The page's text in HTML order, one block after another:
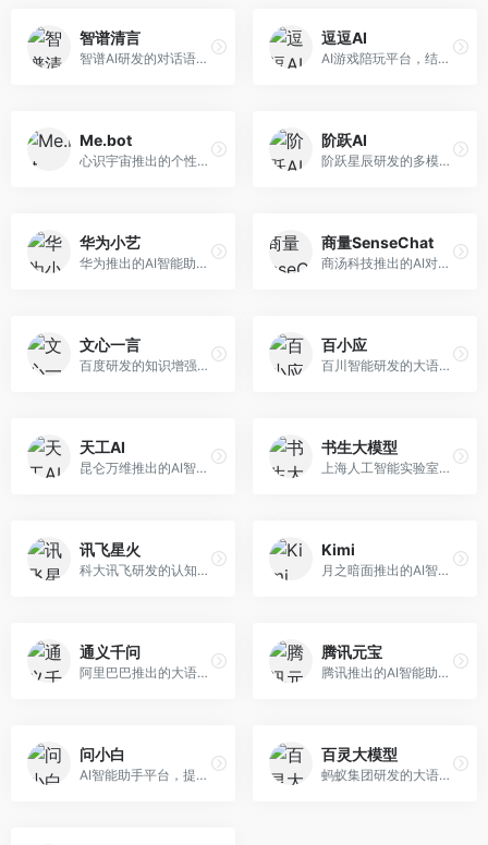
智谱清言
智谱AI研发的对话语言模型，支持中英双语交互。面向中文用户和开发者，提供知识问答、代码编写、文档解读等服务，开源生态完善，学术研究背景深厚。
逗逗AI
AI游戏陪玩平台，结合游戏理解和自然语言交互技术。面向游戏玩家，提供游戏攻略、陪玩互动、社交聊天等服务，游戏知识丰富，互动体验有趣。
Me.bot
心识宇宙推出的个性化AI伴侣，专注于情感交互和个人助理服务。面向个人用户，支持日程管理、情感陪伴、知识问答等功能，交互体验人性化。
阶跃AI
阶跃星辰研发的多模态大模型平台，支持文本、图像、视频的综合理解与生成。面向创作者和企业客户，提供内容创作、智能分析等服务，多模态能力突出。
华为小艺
华为推出的AI智能助手网页端，深度整合鸿蒙生态和华为云服务。面向华为设备用户，支持语音交互、智能问答、设备控制等功能，与华为硬件生态无缝衔接。
商量SenseChat
商汤科技推出的AI对话平台，结合计算机视觉和自然语言处理技术。面向企业用户和开发者，支持多模态交互，视觉理解能力强，适合智能客服和内容创作场景。
文心一言
百度研发的知识增强大语言模型，深度融合百度知识图谱和搜索能力。面向中文用户，提供知识问答、文本创作、逻辑推理等服务，中文语境理解准确，知识覆盖面广。
百小应
百川智能研发的大语言模型助手，专注于中文理解和生成。面向中文用户，提供知识问答、文本创作、代码辅助等服务，模型参数规模大，中文表达流畅自然。
天工AI
昆仑万维推出的AI智能助手，集成搜索、对话、创作等多种能力。面向普通用户和内容创作者，支持联网搜索、文本生成、图像理解等功能，响应速度快，免费使用。
书生大模型
上海人工智能实验室研发的开源大模型系列，支持多尺度和多模态。面向研究机构和开发者，开源生态完善，学术研究背景深厚，适合科研和定制开发。
讯飞星火
科大讯飞研发的认知智能大模型，深度融合语音识别和自然语言处理技术。面向企业用户和教育领域，提供语音交互、文档处理、代码生成等服务，中文语音识别准确率高。
Kimi
月之暗面推出的AI智能助手，核心优势在于超长文本处理能力，支持20万字以上文档分析。面向学术研究者、职场人士和内容创作者，提供文档解读、PPT生成、联网搜索等综合服务。
通义千问
阿里巴巴推出的大语言模型平台，提供对话问答、文档处理、图像理解、代码编写等全方位AI服务。面向企业用户和个人开发者，集成阿里云生态，支持多模态交互，企业级安全保障。
腾讯元宝
腾讯推出的AI智能助手，整合微信生态和腾讯云服务。面向普通用户和企业客户，支持文档解析、图像理解、联网搜索等功能，与腾讯产品无缝衔接，办公协作便捷。
问小白
AI智能助手平台，提供知识问答、文本创作、文档处理等服务。面向普通用户和职场人士，操作简便，响应速度快，支持多场景应用。
百灵大模型
蚂蚁集团研发的大语言模型平台，专注于金融科技和企业服务。面向金融机构和企业客户，提供智能客服、风险分析、文档处理等服务，金融场景理解深入。